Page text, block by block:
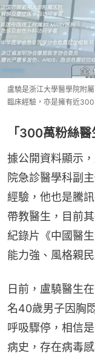
盧驍是浙江大學醫學院附
臨床經驗，亦是擁有近300
「300萬粉絲
據公開資料顯示
院急診醫學科副
經驗，他也是騰
帶教醫生，目前
紀錄片《中國醫
能力強、風格親
日前，盧驍醫生在
名40歲男子因胸
呼吸驟停，相信
病史，存在病毒